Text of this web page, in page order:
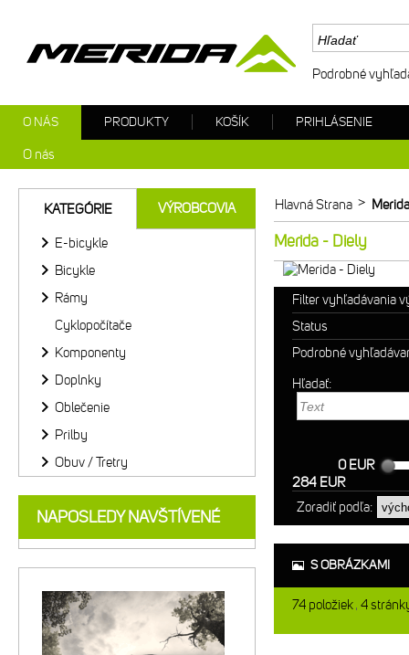
Hlavná Strana >
Merida - Diely
Filter vyhľadávania
Status
Podrobné
Hľadať:
0 EUR
284 EUR
Zoradiť podľa:
S OBRÁZKAMI
74 položiek 4
KATEGÓRIE VÝROBCOVIA
E-bicykle
Bicykle
Rámy
Cyklopočítače
Komponenty
Doplnky
Oblečenie
Prilby
Obuv / Tretry
NAPOSLEDY NAVŠTÍVENÉ
Podrobné
O NÁS
O nás
PRODUKTY KOŠÍK PRIHLÁSENIE